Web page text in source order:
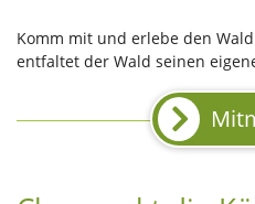
Komm mit und erlebe den
entfaltet der Wald seinen